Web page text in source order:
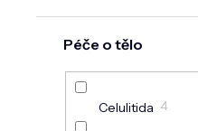
Vzorky
Péče o tělo
Celulitida 4